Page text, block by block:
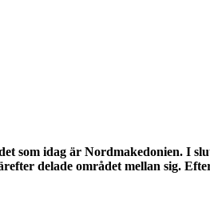
som idag är Nordmakedonien. I
delade området mellan sig.